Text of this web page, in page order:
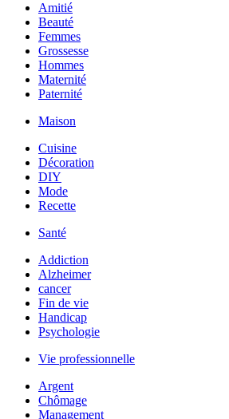
Amitié
Beauté
Femmes
Grossesse
Hommes
Maternité
Paternité
Maison
Cuisine
Décoration
DIY
Mode
Recette
Santé
Addiction
Alzheimer
cancer
Fin de vie
Handicap
Psychologie
Vie professionnelle
Argent
Chômage
Management